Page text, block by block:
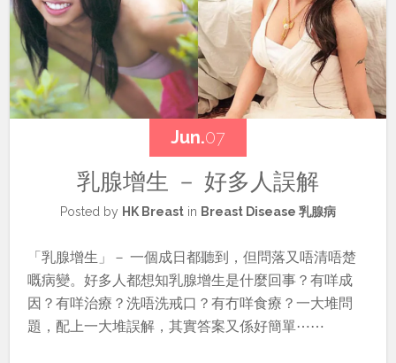
Jun.07
乳腺增生 － 好多人誤解
Posted by HK Breast in Breast Disease 乳腺病
「乳腺增生」－ 一個成日都聽到，但問落又唔清唔楚
嘅病變。好多人都想知乳腺增生是什麼回事？有咩成
因？有咩治療？洗唔洗戒口？有冇咩食療？一大堆問
題，配上一大堆誤解，其實答案又係好簡單⋯⋯